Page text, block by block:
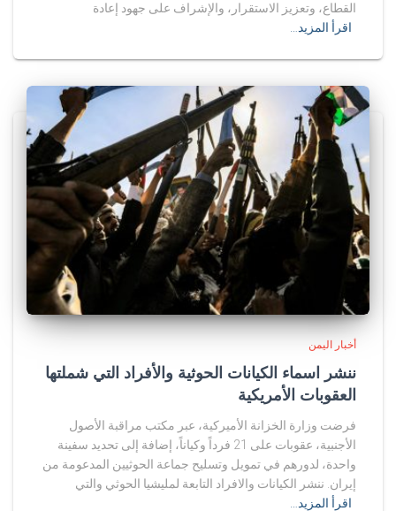
القطاع، وتعزيز الاستقرار، والإشراف على جهود إعادة
اقرأ المزيد…
أخبار اليمن
ننشر اسماء الكيانات الحوثية والأفراد التي شملتها
العقوبات الأمريكية
فرضت وزارة الخزانة الأميركية، عبر مكتب مراقبة الأصول
الأجنبية، عقوبات على 21 فرداً وكياناً، إضافة إلى تحديد سفينة
واحدة، لدورهم في تمويل وتسليح جماعة الحوثيين المدعومة من
إيران. ننشر الكيانات والافراد التابعة لمليشيا الحوثي والتي
اقرأ المزيد…